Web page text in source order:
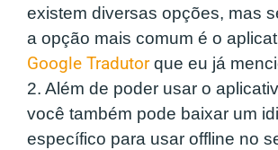
existem diversas opções, mas
a opção mais comum é o
Google Tradutorque eu já
2. Além de poder usar o
você também pode baixar um
específico para usar offline no